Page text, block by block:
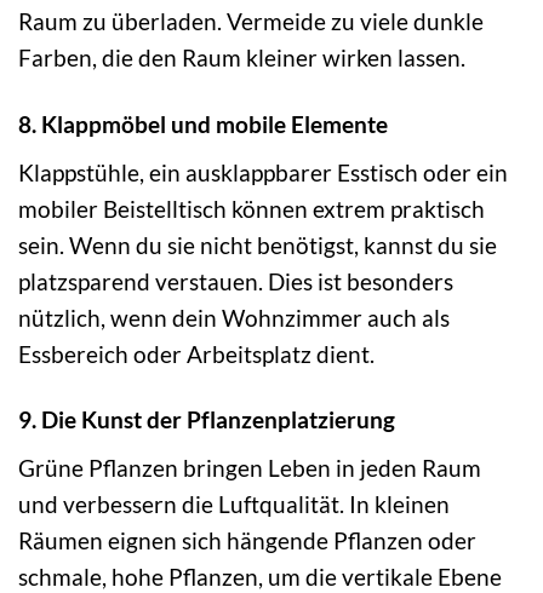
Raum zu überladen. Vermeide zu viele dunkle
Farben, die den Raum kleiner wirken lassen.
8. Klappmöbel und mobile Elemente
Klappstühle, ein ausklappbarer Esstisch oder ein
mobiler Beistelltisch können extrem praktisch
sein. Wenn du sie nicht benötigst, kannst du sie
platzsparend verstauen. Dies ist besonders
nützlich, wenn dein Wohnzimmer auch als
Essbereich oder Arbeitsplatz dient.
9. Die Kunst der Pflanzenplatzierung
Grüne Pflanzen bringen Leben in jeden Raum
und verbessern die Luftqualität. In kleinen
Räumen eignen sich hängende Pflanzen oder
schmale, hohe Pflanzen, um die vertikale Ebene